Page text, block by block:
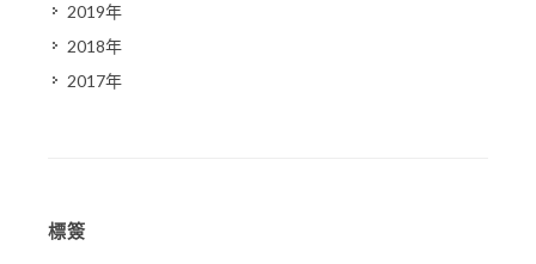
2019年
2018年
2017年
標簽